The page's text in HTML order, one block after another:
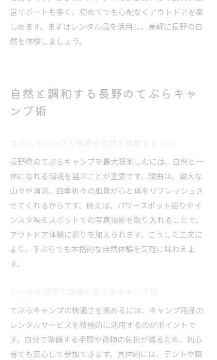
てぶらキャンプで叶える心身リフレッシュ
旅
長野の自然と触れ合う癒しのアウトドア体
てぶらキャンプで非日常を満喫する方法
長野で実現する癒しのキャンプステイ提案
長野で話題の手ぶらグランピング体験法
ラグジュアリーなてぶらキャンプの楽しみ
方
初心者におすすめの長野グランピング術
手ぶらで気軽に大自然と贅沢ステイを満喫
長野ならではのグランピングプランを比較
てぶらキャンプとグランピングの違いとは
営サポートも多く、初めてでも心配なくアウトドアを楽
しめます。まずはレンタル品を活用し、身軽に長野の自
然を体験しましょう。
自然と調和する長野のてぶらキャ
ンプ術
長野県のてぶらキャンプを最大限楽しむには、自然と一
体になれる環境を選ぶことが重要です。理由は、雄大な
山々や清流、四季折々の風景が心と体をリフレッシュさ
せてくれるからです。例えば、パワースポット巡りやイ
ンスタ映えスポットでの写真撮影を取り入れることで、
アウトドア体験に彩りを加えられます。こうした工夫に
より、手ぶらでも本格的な自然体験を気軽に味わえま
す。
てぶらキャンプの快適さを高めるには、キャンプ用品の
レンタルサービスを積極的に活用するのがポイントで
す。自分で準備する手間や荷物の負担が減るため、初心
者でも安心して参加できます。具体的には、テントや寝